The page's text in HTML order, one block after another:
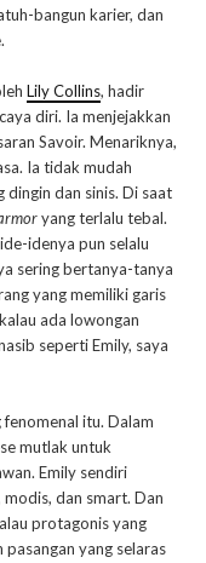
bangun karier, dan
Lily Collins, hadir
diri. Ia menjejakkan
Savoir. Menariknya,
Ia tidak mudah
dan sinis. Di saat
yang terlalu tebal.
idenya pun selalu
sering bertanya-tanya
yang memiliki garis
ada lowongan
seperti Emily, saya
itu. Dalam
mutlak untuk
Emily sendiri
dan smart. Dan
protagonis yang
yang selaras